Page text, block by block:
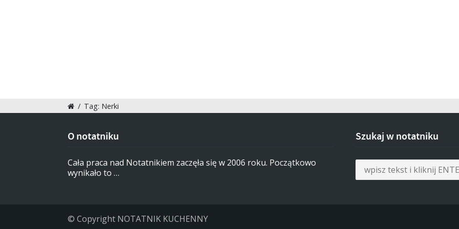
/ Tag: Nerki
O notatniku
Cała praca nad Notatnikiem zaczęła się w 2006 roku. Początkowo
wynikało to …
Szukaj w notatniku
© Copyright NOTATNIK KUCHENNY